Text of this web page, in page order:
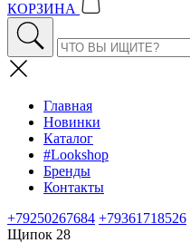
КОРЗИНА
Главная
Новинки
Каталог
#Lookshop
Бренды
Контакты
+79250267684 +79361718526
Щипок 28